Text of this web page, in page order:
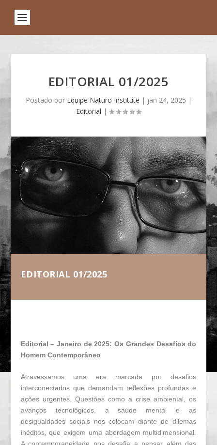
EDITORIAL 01/2025
Postado por Equipe Naturo Institute | jan 24, 2025 |
Editorial |
EDITORIAL 01/2025
Editorial – Janeiro de 2025: Os Grandes Desafios do
Homem Contemporâneo
Atravessamos uma era marcada por desafios
interconectados que demandam reflexões profundas e
ações urgentes. Questões como a crise ambiental, os
avanços tecnológicos, a saúde mental e as
desigualdades sociais nos colocam diante de dilemas
inéditos, que exigem uma abordagem multidimensional.